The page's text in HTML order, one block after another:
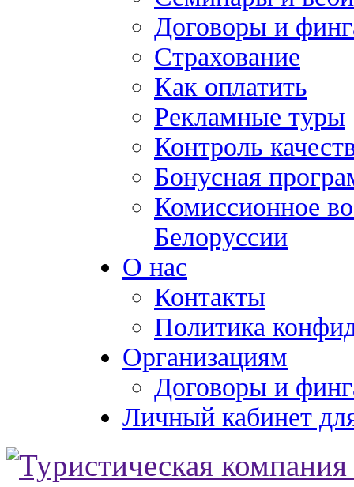
Договоры и
Страхование
Как оплатить
Рекламные туры
Контроль
Бонусная
Комиссионное
Белоруссии
О нас
Контакты
Политика
Организациям
Договоры и
Личный кабинет